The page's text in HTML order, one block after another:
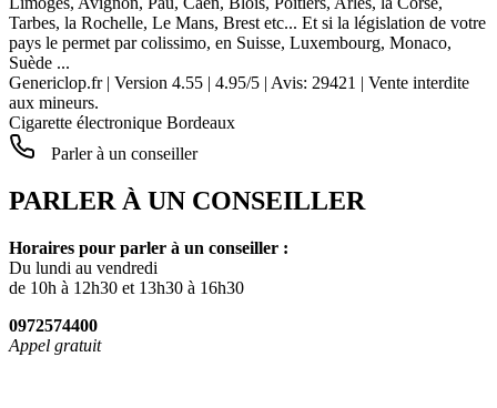
Tarbes, la Rochelle, Le Mans, Brest etc... Et si la législation de votre
pays le permet par colissimo, en Suisse, Luxembourg, Monaco,
Suède ...
Genericlop.fr| Version 4.55 | 4.95/5 | Avis: 29421 | Vente interdite
aux mineurs.
Cigarette électronique Bordeaux
Parler à un conseiller
PARLER À UN CONSEILLER
Horaires pour parler à un conseiller :
Du lundi au vendredi
de 10h à 12h30 et 13h30 à 16h30
0972574400
Appel gratuit